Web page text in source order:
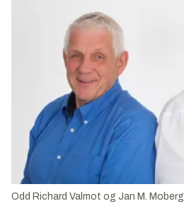
Odd Richard Valmot og Jan M. Moberg.